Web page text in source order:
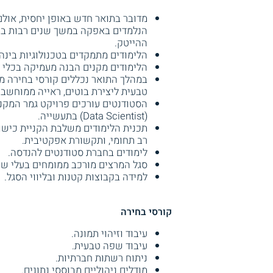
מדובר בתואר חדש באופן יחסית,
הנלמדים באפקה במשך שנים רבות
ההייטק.
הלימודים מתמקדים בטכנולוגיות
הלימודים מקנים הבנה מעמיקה בכלי AI המאפשרת פיתוחים עתידיים של כלים אלו.
במהלך התואר נכללים קורסי
טבעית ליצירת בוטים, ראייה
הסטודנטים עורכים פרויקט גמר
(Data Scientist) בתעשייה.
תכנית הלימודים משלבת הקניית
רב תחומי, ותקשורת אפקטיבית.
לימודים בחברת סטודנטים להנדסה.
סגל המרצים מורכב ממומחים בעלי
למידה בקבוצות קטנות ובליווי הסגל.
קורסי בחירה
עיבוד וזיהוי תמונה.
עיבוד שפה טבעית.
ניתוח רשתות חברתיות.